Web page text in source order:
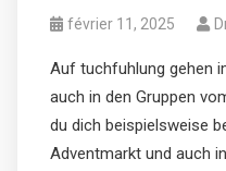
février 11, 2025
Auf tuchfuhlung gehen
auch in den Gruppen
du dich beispielsweise
Adventmarkt und auch